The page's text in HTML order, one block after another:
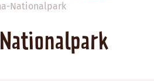
Nationalpark